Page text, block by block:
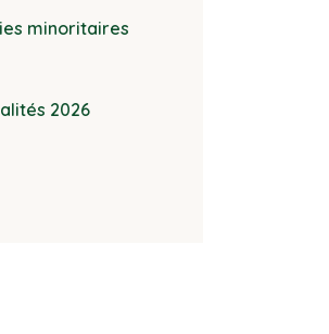
minoritaires
2026